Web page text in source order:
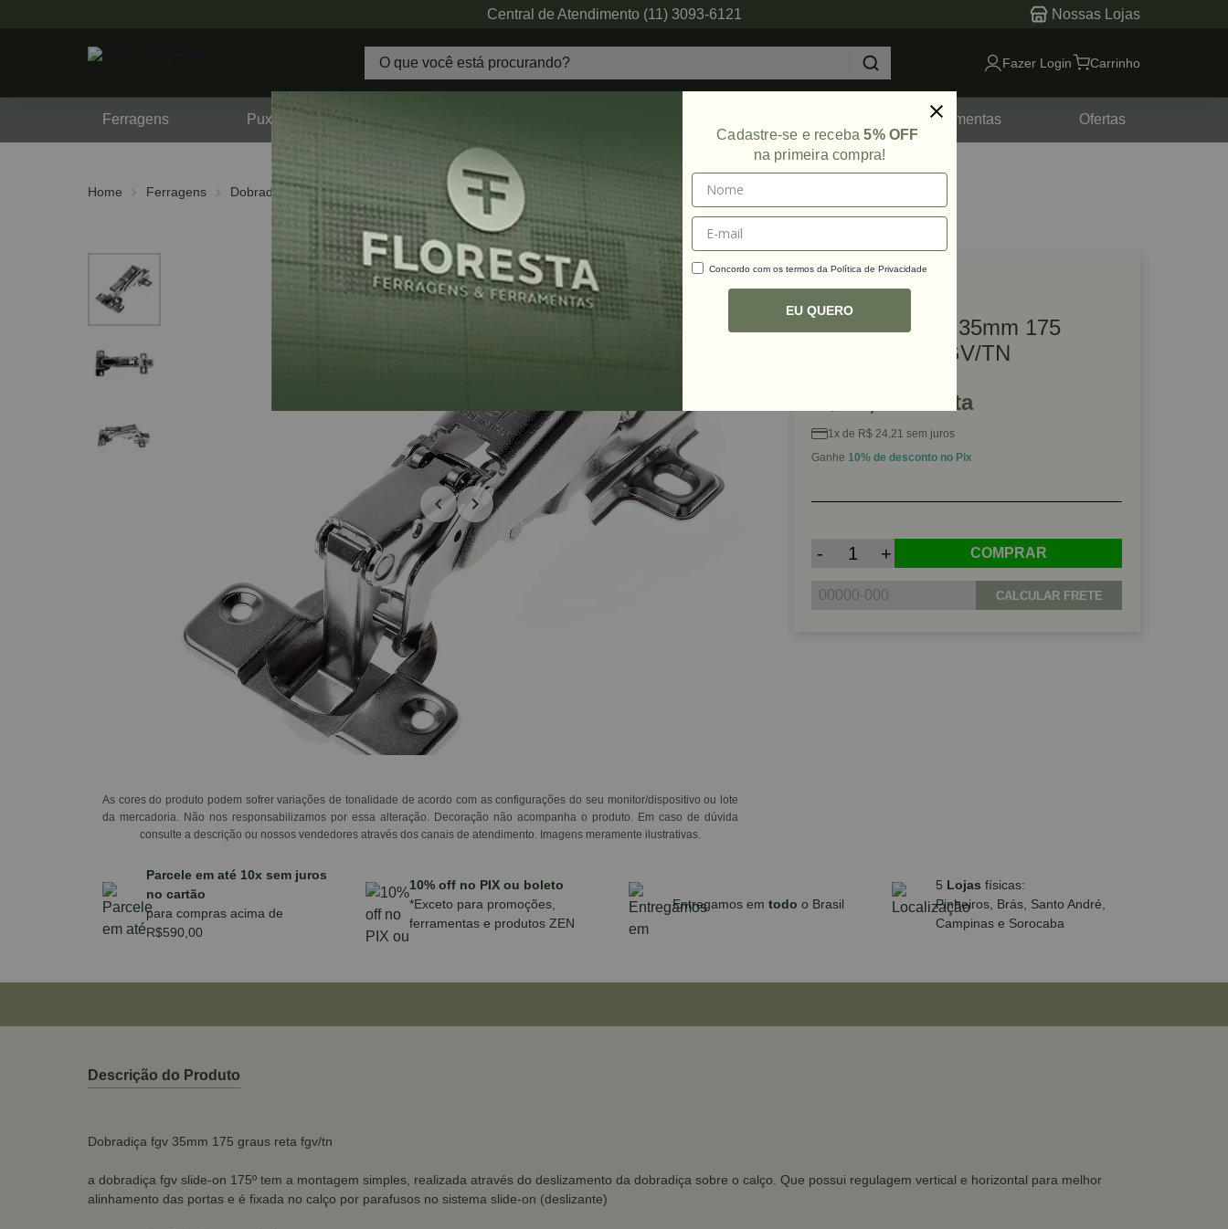
Central de Atendimento (11) 3093-6121 Nossas Lojas
Fazer Login Carrinho
Ferragens Puxadores Ferramentas Ofertas
Home Ferragens Dobradiças De copo
As cores do produto podem sofrer variações de tonalidade de acordo com as configurações do seu monitor/dispositivo ou lote
da mercadoria. Não nos responsabilizamos por essa alteração. Decoração não acompanha o produto. Em caso de dúvida
consulte a descrição ou nossos vendedores através dos canais de atendimento. Imagens meramente ilustrativas.
Ref: 08843
Dobradiça Fgv 35mm 175
Graus Reta FGV/TN
R$ 24,21 à vista
1x de R$ 24,21 sem juros
Ganhe 10% de desconto no Pix
- + COMPRAR
CALCULAR FRETE
Parcele em até 10x sem juros
no cartão
para compras acima de
R$590,00
10% off no PIX ou boleto
*Exceto para promoções,
ferramentas e produtos ZEN
Entregamos em todo o Brasil
5 Lojas físicas:
Pinheiros, Brás, Santo André,
Campinas e Sorocaba
Descrição do Produto
Dobradiça fgv 35mm 175 graus reta fgv/tn
a dobradiça fgv slide-on 175º tem a montagem simples, realizada através do deslizamento da dobradiça sobre o calço. Que possui regulagem vertical e horizontal para melhor
alinhamento das portas e é fixada no calço por parafusos no sistema slide-on (deslizante)
Cadastre-se e receba5% OFF
na primeira compra!
Concordo com os termos da Política de Privacidade
EU QUERO